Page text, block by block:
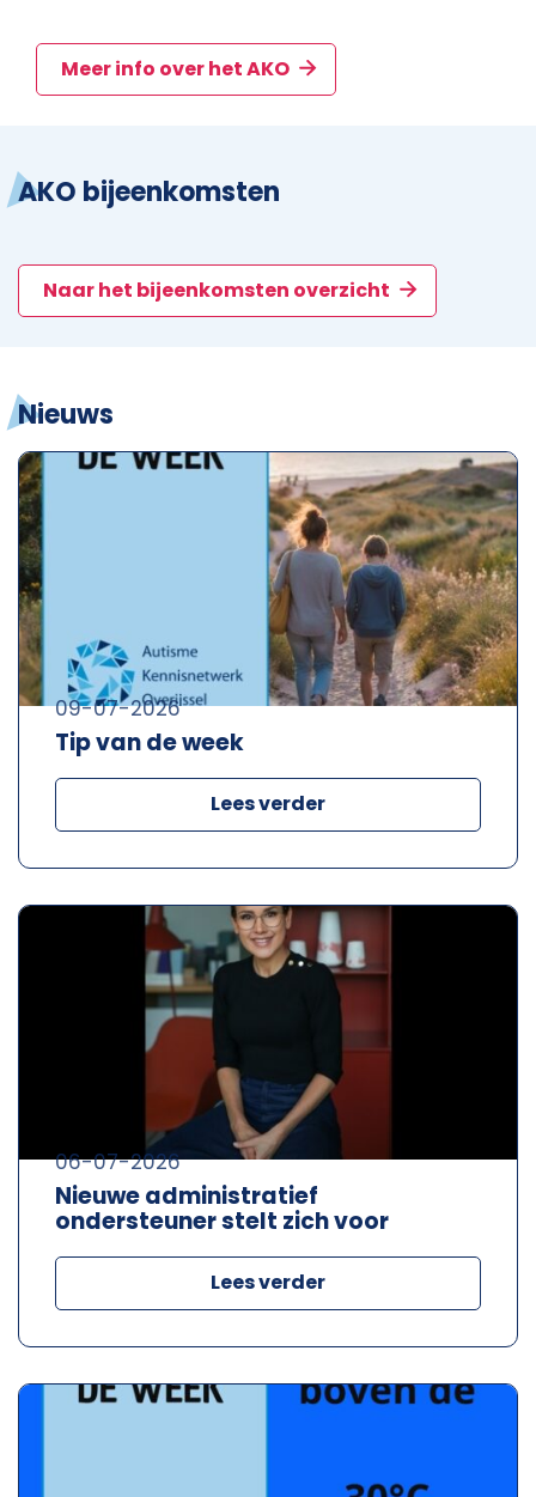
Meer info over het AKO
AKO bijeenkomsten
Naar het bijeenkomsten overzicht
Nieuws
Tip van de week
09-07-2026
Lees verder
Nieuwe administratief
ondersteuner stelt zich voor
06-07-2026
Lees verder